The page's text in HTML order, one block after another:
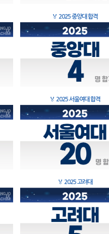
🏅 2025 중앙대 합격
🏅 2025 서울여대 합격
🏅 2025 고려대